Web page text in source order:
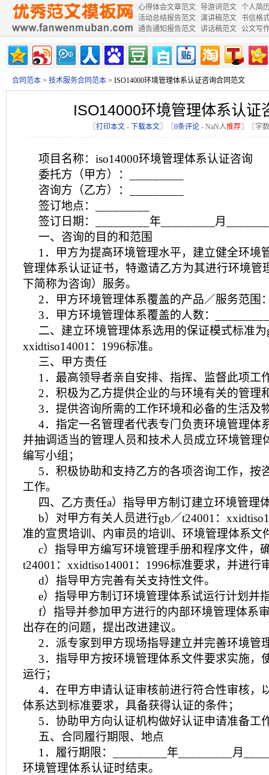
心得体会文章范文 导游词范文 个人简
活动总结报告范文 演讲稿范文 书信格
通告通知报告范文 讲话稿范文 公文写
合同范本 > 技术服务合同范本 > ISO14000环境管理体系认证咨询合同范文
ISO14000环境管理体系认证
〖打印本文 - 下载本文〗〖0条评论 - NaN人推荐〗〖字
项目名称：iso14000环境管理体系认证咨询
委托方（甲方）：_________
咨询方（乙方）：_________
签订地点：_________
签订日期：_________年_________月
一、咨询的目的和范围
1．甲方为提高环境管理水平，建立健全环境
管理体系认证证书，特邀请乙方为其进行环境管
下简称为咨询）服务。
2．甲方环境管理体系覆盖的产品／服务范围
3．甲方环境管理体系覆盖的人数：
二、建立环境管理体系选用的保证模式标准为
xxidtiso14001：1996标准。
三、甲方责任
1．最高领导者亲自安排、指挥、监督此项工
2．积极为乙方提供企业的与环境有关的管理
3．提供咨询所需的工作环境和必备的生活及
4．指定一名管理者代表专门负责环境管理体
并抽调适当的管理人员和技术人员成立环境管理
编写小组；
5．积极协助和支持乙方的各项咨询工作，按
工作。
四、乙方责任a）指导甲方制订建立环境管理
b）对甲方有关人员进行gb／t24001：
准的宣贯培训、内审员的培训、环境管理体系文
c）指导甲方编写环境管理手册和程序文件，
t24001：xxidtiso14001：1996标准要求，并进行
d）指导甲方完善有关支持性文件。
e）指导甲方制订环境管理体系试运行计划并
f）指导并参加甲方进行的内部环境管理体系
出存在的问题，提出改进建议。
2．派专家到甲方现场指导建立并完善环境管
3．指导甲方按环境管理体系文件要求实施，
运行；
4．在甲方申请认证审核前进行符合性审核，
体系达到标准要求，具备获得认证的条件；
5．协助甲方向认证机构做好认证申请准备工
五、合同履行期限、地点
1．履行期限：_________年_________月
环境管理体系认证时结束。